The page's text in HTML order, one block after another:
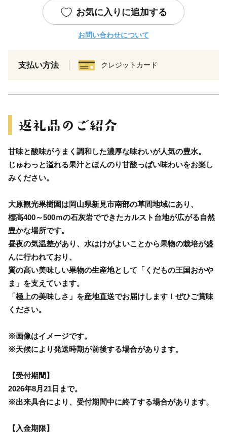
お気に入りに追加する
お問い合わせについて
支払い方法 クレジットカード
甘味と酸味がうまく調和した濃厚な味わいが人気の豊水。
じゅわっと溢れる果汁とほんのり甘酸っぱい味わいをお楽し
みください。
大原観光果樹園は岡山県新見市南部の草間地域にあり、
標高400～500ｍの石灰岩でできたカルスト台地が広がる自然
豊かな場所です。
昼夜の気温差があり、水はけがよいことから果物の栽培が盛
んに行われており、
質の高い美味しい果物の生産地として「くだもの王国おかや
ま」を支えています。
「極上の美味しさ」を産地直送でお届けします！ぜひご賞味
ください。
※画像はイメージです。
※天候により発送時期が前後する場合があります。
【受付期間】
2026年8月21日まで。
※出来具合により、受付期間中に終了する場合があります。
【入金期限】